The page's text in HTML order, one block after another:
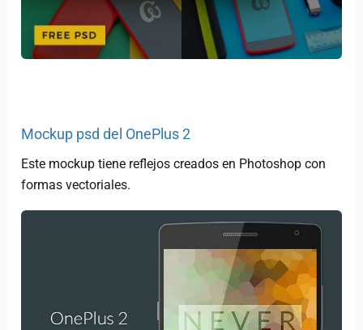
Mockup psd del OnePlus 2
Este mockup tiene reflejos creados en Photoshop con
formas vectoriales.